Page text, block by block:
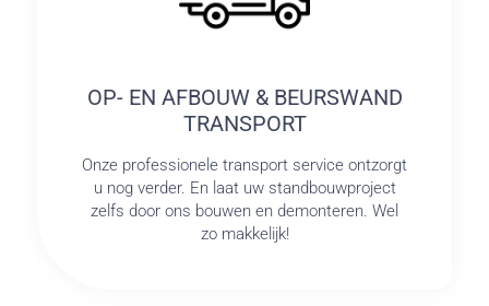
OP- EN AFBOUW & BEURSWAND
TRANSPORT
Onze professionele transport service ontzorgt
u nog verder. En laat uw standbouwproject
zelfs door ons bouwen en demonteren. Wel
zo makkelijk!